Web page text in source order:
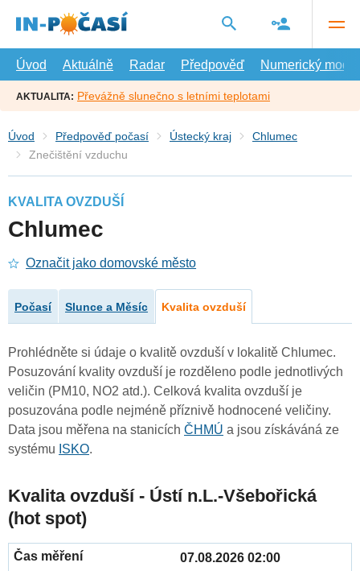
hlavní
Úvod
Aktuálně Radar Předpověď Numerický model
AKTUALITA: Převážně slunečno s letními teplotami
Úvod Předpověď počasí Ústecký kraj
Chlumec
Znečištění vzduchu
KVALITA OVZDUŠÍ
Chlumec
Označit jako domovské město
Počasí Slunce a Měsíc Kvalita ovzduší
Prohlédněte si údaje o kvalitě ovzduší v lokalitě Chlumec.
Posuzování kvality ovzduší je rozděleno podle jednotlivých
veličin (PM10, NO2 atd.). Celková kvalita ovzduší je
posuzována podle nejméně příznivě hodnocené veličiny.
Data jsou měřena na stanicích ČHMÚ a jsou získáváná ze
systému ISKO.
Kvalita ovzduší - Ústí n.L.-Všebořická
(hot spot)
07.08.2026 02:00